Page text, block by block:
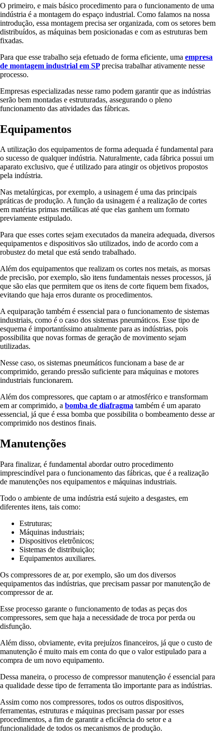
O primeiro, e mais básico procedimento para o funcionamento de uma
indústria é a montagem do espaço industrial. Como falamos na nossa
introdução, essa montagem precisa ser organizada, com os setores bem
distribuídos, as máquinas bem posicionadas e com as estruturas bem
fixadas.
Para que esse trabalho seja efetuado de forma eficiente, uma empresa
de montagem industrial em SP precisa trabalhar ativamente nesse
processo.
Empresas especializadas nesse ramo podem garantir que as indústrias
serão bem montadas e estruturadas, assegurando o pleno
funcionamento das atividades das fábricas.
Equipamentos
A utilização dos equipamentos de forma adequada é fundamental para
o sucesso de qualquer indústria. Naturalmente, cada fábrica possui um
aparato exclusivo, que é utilizado para atingir os objetivos propostos
pela indústria.
Nas metalúrgicas, por exemplo, a usinagem é uma das principais
práticas de produção. A função da usinagem é a realização de cortes
em matérias primas metálicas até que elas ganhem um formato
previamente estipulado.
Para que esses cortes sejam executados da maneira adequada, diversos
equipamentos e dispositivos são utilizados, indo de acordo com a
robustez do metal que está sendo trabalhado.
Além dos equipamentos que realizam os cortes nos metais, as morsas
de precisão, por exemplo, são itens fundamentais nesses processos, já
que são elas que permitem que os itens de corte fiquem bem fixados,
evitando que haja erros durante os procedimentos.
A equiparação também é essencial para o funcionamento de sistemas
industriais, como é o caso dos sistemas pneumáticos. Esse tipo de
esquema é importantíssimo atualmente para as indústrias, pois
possibilita que novas formas de geração de movimento sejam
utilizadas.
Nesse caso, os sistemas pneumáticos funcionam a base de ar
comprimido, gerando pressão suficiente para máquinas e motores
industriais funcionarem.
Além dos compressores, que captam o ar atmosférico e transformam
em ar comprimido, a bomba de diafragma também é um aparato
essencial, já que é essa bomba que possibilita o bombeamento desse ar
comprimido nos destinos finais.
Manutenções
Para finalizar, é fundamental abordar outro procedimento
imprescindível para o funcionamento das fábricas, que é a realização
de manutenções nos equipamentos e máquinas industriais.
Todo o ambiente de uma indústria está sujeito a desgastes, em
diferentes itens, tais como:
Estruturas;
Máquinas industriais;
Dispositivos eletrônicos;
Sistemas de distribuição;
Equipamentos auxiliares.
Os compressores de ar, por exemplo, são um dos diversos
equipamentos das indústrias, que precisam passar por manutenção de
compressor de ar.
Esse processo garante o funcionamento de todas as peças dos
compressores, sem que haja a necessidade de troca por perda ou
disfunção.
Além disso, obviamente, evita prejuízos financeiros, já que o custo de
manutenção é muito mais em conta do que o valor estipulado para a
compra de um novo equipamento.
Dessa maneira, o processo de compressor manutenção é essencial para
a qualidade desse tipo de ferramenta tão importante para as indústrias.
Assim como nos compressores, todos os outros dispositivos,
ferramentas, estruturas e máquinas precisam passar por esses
procedimentos, a fim de garantir a eficiência do setor e a
funcionalidade de todos os mecanismos de produção.